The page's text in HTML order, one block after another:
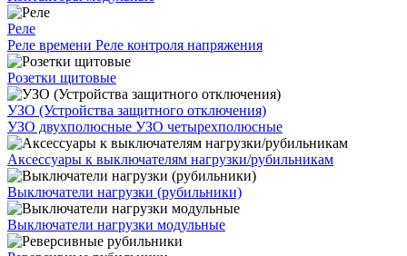
Реле
Реле времени Реле контроля напряжения
Розетки щитовые
УЗО (Устройства защитного отключения)
УЗО двухполюсные УЗО четырехполюсные
Аксессуары к выключателям нагрузки/рубильникам
Выключатели нагрузки (рубильники)
Выключатели нагрузки модульные